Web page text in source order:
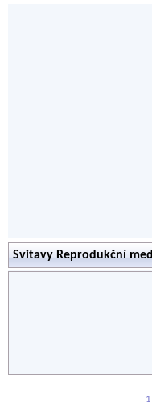
Svitavy Reprodukční
1